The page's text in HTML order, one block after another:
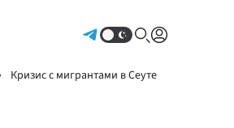
Кризис с мигрантами в Сеуте